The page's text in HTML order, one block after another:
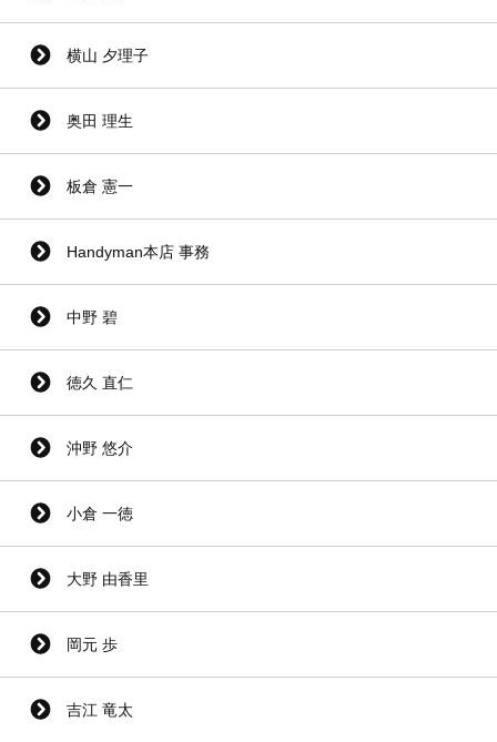
横山 夕理子
奥田 理生
板倉 憲一
Handyman本店 事務
中野 碧
徳久 直仁
沖野 悠介
小倉 一徳
大野 由香里
岡元 歩
吉江 竜太